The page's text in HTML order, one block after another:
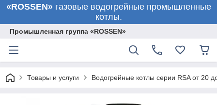
«ROSSEN»газовые водогрейные промышленные
котлы.
Промышленная группа «ROSSEN»
Товары и услуги Водогрейные котлы серии RSA от 20